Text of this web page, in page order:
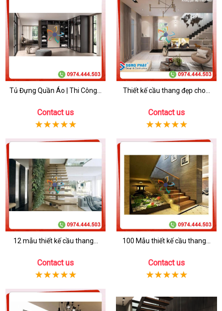
Tủ Đựng Quần Áo | Thi Công...
Contact us
Thiết kế cầu thang đẹp cho...
Contact us
12 mẫu thiết kế cầu thang...
Contact us
100 Mẫu thiết kế cầu thang...
Contact us